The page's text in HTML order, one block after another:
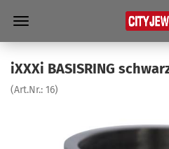
iXXXi BA­SIS­RING
(Art.Nr.: 16)